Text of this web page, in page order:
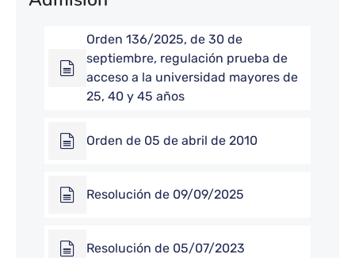
Orden 136/2025, de 30 de
septiembre, regulación prueba de
acceso a la universidad mayores de
25, 40 y 45 años
Orden de 05 de abril de 2010
Resolución de 09/09/2025
Resolución de 05/07/2023